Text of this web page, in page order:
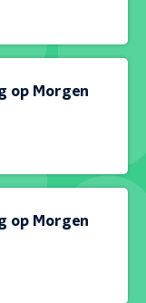
op Morgen
op Morgen